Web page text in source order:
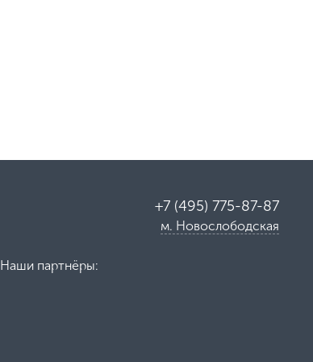
+7 (495) 775-87-87
м. Новослободская
Наши партнёры: